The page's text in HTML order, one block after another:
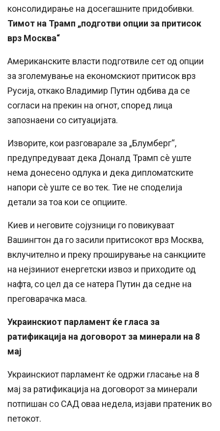
консолидирање на досегашните придобивки.
Тимот на Трамп „подготви опции за притисок
врз Москва“
Американските власти подготвиле сет од опции
за зголемување на економскиот притисок врз
Русија, откако Владимир Путин одбива да се
согласи на прекин на огнот, според лица
запознаени со ситуацијата.
Изворите, кои разговарале за „Блумберг“,
предупредуваат дека Доналд Трамп сè уште
нема донесено одлука и дека дипломатските
напори сè уште се во тек. Тие не споделија
детали за тоа кои се опциите.
Киев и неговите сојузници го повикуваат
Вашингтон да го засили притисокот врз Москва,
вклучително и преку проширување на санкциите
на нејзиниот енергетски извоз и приходите од
нафта, со цел да се натера Путин да седне на
преговарачка маса.
Украинскиот парламент ќе гласа за
ратификација на договорот за минерали на 8
мај
Украинскиот парламент ќе одржи гласање на 8
мај за ратификација на договорот за минерали
потпишан со САД оваа недела, изјави пратеник во
петокот.